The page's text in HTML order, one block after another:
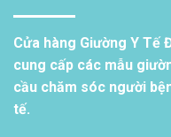
Cửa hàng Giường Y Tế
cung cấp các mẫu
cầu chăm sóc người
tế.